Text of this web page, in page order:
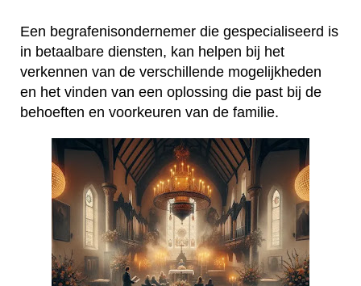
Een begrafenisondernemer die gespecialiseerd is
in betaalbare diensten, kan helpen bij het
verkennen van de verschillende mogelijkheden
en het vinden van een oplossing die past bij de
behoeften en voorkeuren van de familie.